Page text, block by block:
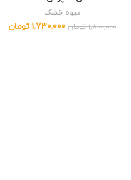
میوه خشک
1,800,000 تومان 1,730,000 تومان